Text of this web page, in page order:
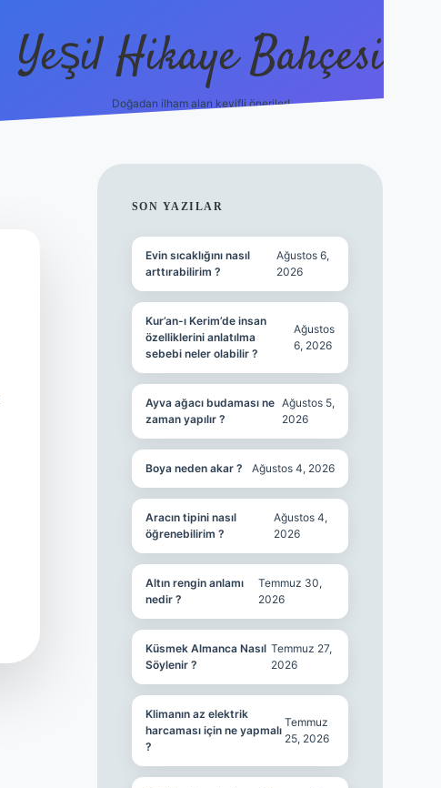
Yeşil Hikaye Bahçesi
Doğadan ilham alan keyifli öneriler!
SIDEBAR
SON YAZILAR
Evin sıcaklığını nasıl
arttırabilirim ?
Ağustos 6,
2026
Kur’an-ı Kerim’de insan
özelliklerini anlatılma
sebebi neler olabilir ?
Ağustos
6, 2026
Ayva ağacı budaması ne
zaman yapılır ?
Ağustos 5,
2026
Boya neden akar ? Ağustos 4, 2026
Aracın tipini nasıl
öğrenebilirim ?
Ağustos 4,
2026
Altın rengin anlamı
nedir ?
Temmuz 30,
2026
Küsmek Almanca Nasıl
Söylenir ?
Temmuz 27,
2026
Klimanın az elektrik
harcaması için ne yapmalı
?
Temmuz
25, 2026
https://betci.co/en